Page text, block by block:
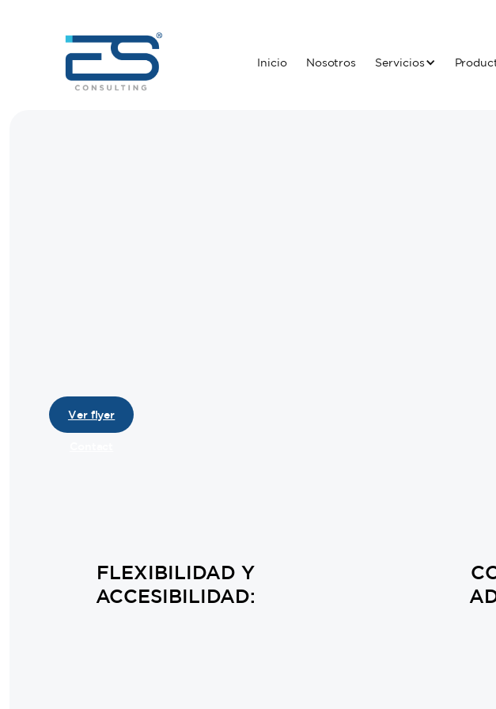
Inicio Nosotros Servicios
Ver flyer
FLEXIBILIDAD Y
ACCESIBILIDAD: